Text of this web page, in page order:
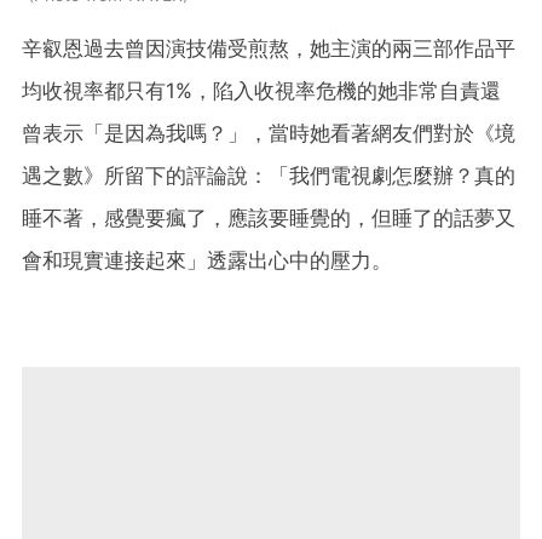
辛叡恩過去曾因演技備受煎熬，她主演的兩三部作品平
均收視率都只有1%，陷入收視率危機的她非常自責還
曾表示「是因為我嗎？」，當時她看著網友們對於《境
遇之數》所留下的評論說：「我們電視劇怎麼辦？真的
睡不著，感覺要瘋了，應該要睡覺的，但睡了的話夢又
會和現實連接起來」透露出心中的壓力。